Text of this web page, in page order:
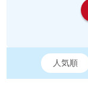
人気順